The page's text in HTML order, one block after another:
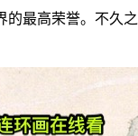
最高荣誉。不久